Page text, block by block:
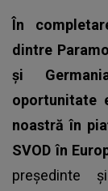
În
dintre
şi
oportunitate
noastră în
SVOD în
preşedinte